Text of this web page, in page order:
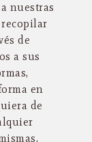
nuestras
recopilar
de
a sus
en
de